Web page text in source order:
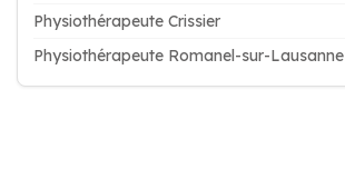
Physiothérapeute Crissier
Physiothérapeute Romanel-sur-Lausanne